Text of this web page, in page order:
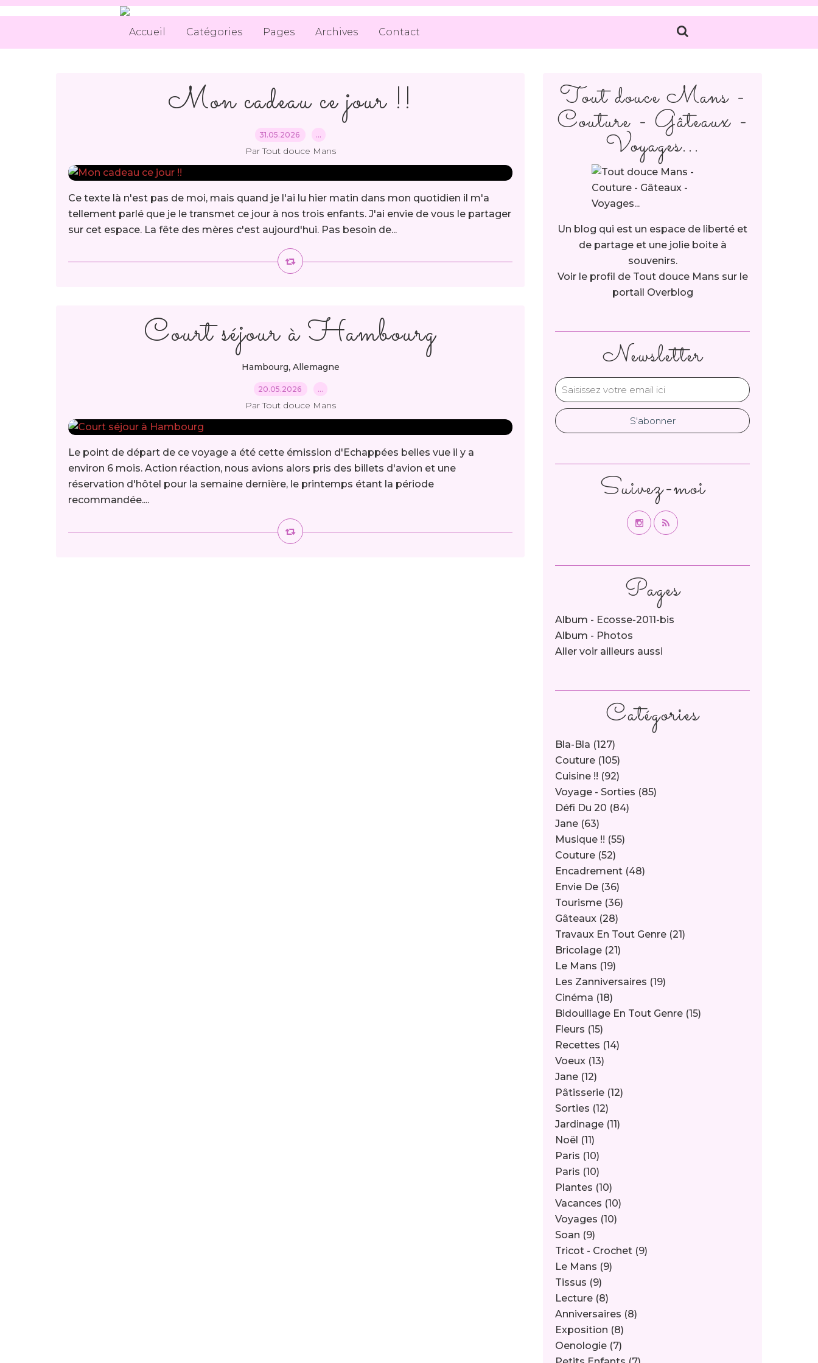
Accueil Catégories Pages Archives Contact
Mon cadeau ce jour !!
31.05.2026 …
Par Tout douce Mans
Ce texte là n'est pas de moi, mais quand je l'ai lu hier matin dans mon quotidien il m'a
tellement parlé que je le transmet ce jour à nos trois enfants. J'ai envie de vous le partager
sur cet espace. La fête des mères c'est aujourd'hui. Pas besoin de...
Court séjour à Hambourg
Hambourg, Allemagne
20.05.2026 …
Par Tout douce Mans
Le point de départ de ce voyage a été cette émission d'Echappées belles vue il y a
environ 6 mois. Action réaction, nous avions alors pris des billets d'avion et une
réservation d'hôtel pour la semaine dernière, le printemps étant la période
recommandée....
Newsletter
Catégories
Bla-Bla (127)
Couture (105)
Cuisine !! (92)
Voyage - Sorties (85)
Défi Du 20 (84)
Jane (63)
Musique !! (55)
Couture (52)
Encadrement (48)
Envie De (36)
Tourisme (36)
Gâteaux (28)
Travaux En Tout Genre (21)
Bricolage (21)
Le Mans (19)
Les Zanniversaires (19)
Cinéma (18)
Bidouillage En Tout Genre (15)
Fleurs (15)
Recettes (14)
Voeux (13)
Jane (12)
Pâtisserie (12)
Sorties (12)
Jardinage (11)
Noël (11)
Paris (10)
Paris (10)
Plantes (10)
Vacances (10)
Voyages (10)
Soan (9)
Tricot - Crochet (9)
Le Mans (9)
Tissus (9)
Lecture (8)
Anniversaires (8)
Exposition (8)
Oenologie (7)
Pages
Album - Ecosse-2011-bis
Album - Photos
Aller voir ailleurs aussi
Tout douce Mans -
Couture - Gâteaux -
Voyages...
Un blog qui est un espace de liberté et
de partage et une jolie boite à
souvenirs.
Voir le profil de Tout douce Mans sur le
portail Overblog
Suivez-moi